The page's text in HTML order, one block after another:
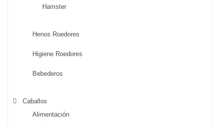
Hamster
Henos Roedores
Higiene Roedores
Bebederos
Caballos
Alimentación